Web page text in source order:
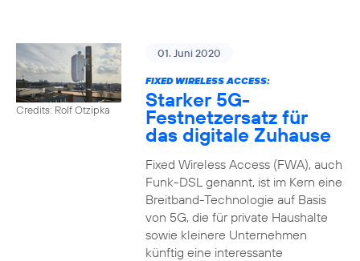
Credits: Rolf Otzipka
01. Juni 2020
FIXED WIRELESS ACCESS:
Starker 5G-
Festnetzersatz für
das digitale Zuhause
Fixed Wireless Access (FWA), auch
Funk-DSL genannt, ist im Kern eine
Breitband-Technologie auf Basis
von 5G, die für private Haushalte
sowie kleinere Unternehmen
künftig eine interessante